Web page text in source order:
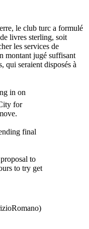
le club turc a formulé
livres sterling, soit
les services de
montant jugé suffisant
qui seraient disposés à
in on
for
final
to
to try get